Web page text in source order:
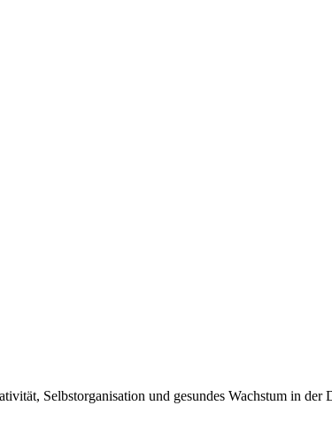
Selbstorganisation und gesundes Wachstum in